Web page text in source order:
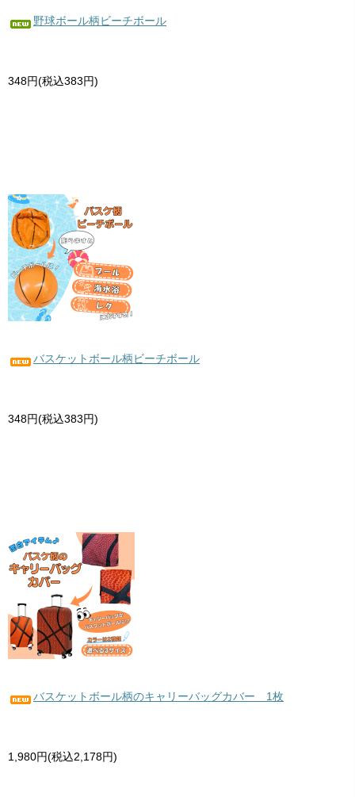
野球ボール柄ビーチボール
348円(税込383円)
バスケットボール柄ビーチボール
348円(税込383円)
バスケットボール柄のキャリーバッグカバー 1枚
1,980円(税込2,178円)